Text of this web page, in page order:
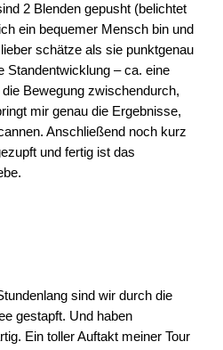
2 Blenden gepusht (belichtet
ein bequemer Mensch bin und
schätze als sie punktgenau
Standentwicklung – ca. eine
Bewegung zwischendurch,
mir genau die Ergebnisse,
Anschließend noch kurz
und fertig ist das
sind wir durch die
gestapft. Und haben
Ein toller Auftakt meiner Tour